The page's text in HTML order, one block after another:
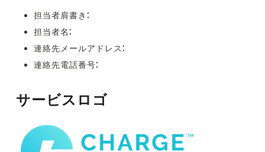
担当者肩書き:
担当者名:
連絡先メールアドレス:
連絡先電話番号:
サービスロゴ